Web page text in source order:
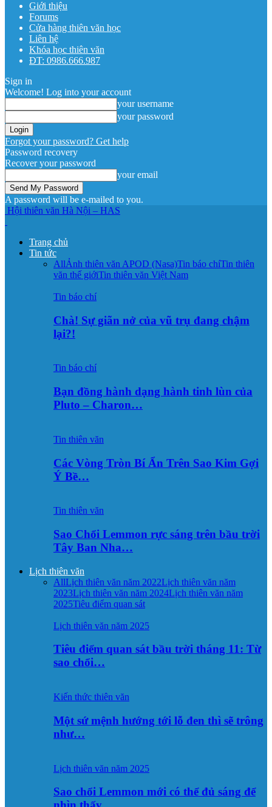
Giới thiệu
Forums
Cửa hàng thiên văn học
Liên hệ
Khóa học thiên văn
ĐT: 0986.666.987
Sign in
Welcome! Log into your account
your username
your password
Forgot your password? Get help
Password recovery
Recover your password
your email
A password will be e-mailed to you.
Hội thiên văn Hà Nội – HAS
Trang chủ
Tin tức
AllẢnh thiên văn APOD (Nasa)Tin báo chíTin thiên
văn thế giớiTin thiên văn Việt Nam
Tin báo chí
Chà! Sự giãn nở của vũ trụ đang chậm
lại?!
Tin báo chí
Bạn đồng hành dạng hành tinh lùn của
Pluto – Charon…
Tin thiên văn
Các Vòng Tròn Bí Ẩn Trên Sao Kim Gợi
Ý Bề…
Tin thiên văn
Sao Chổi Lemmon rực sáng trên bầu trời
Tây Ban Nha…
Lịch thiên văn
AllLịch thiên văn năm 2022Lịch thiên văn năm
2023Lịch thiên văn năm 2024Lịch thiên văn năm
2025Tiêu điểm quan sát
Lịch thiên văn năm 2025
Tiêu điểm quan sát bầu trời tháng 11: Từ
sao chổi…
Kiến thức thiên văn
Một sứ mệnh hướng tới lỗ đen thì sẽ trông
như…
Lịch thiên văn năm 2025
Sao chổi Lemmon mới có thể đủ sáng để